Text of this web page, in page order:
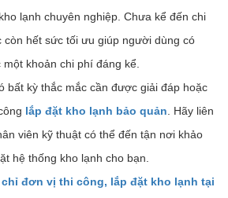
lạnh chuyên nghiệp. Chưa kể đến chi
còn hết sức tối ưu giúp người dùng có
khoản chi phí đáng kể.
kỳ thắc mắc cần được giải đáp hoặc
lắp đặt kho lạnh bảo quản . Hãy liên
viên kỹ thuật có thể đến tận nơi khảo
hệ thống kho lạnh cho bạn.
đơn vị thi công, lắp đặt kho lạnh tại